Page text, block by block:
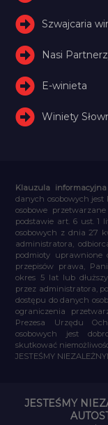
Szwajcaria
Nasi
E-winieta
Winiety
Klauzula
danych osobowych jest
osobowe
podstawie art. 6 ust. 1
osobowych z dnia 27
administratora,
podmioty uprawnione
przepisów prawa,
okres 5 lat lub
przez administratora,
dostępu do danych
ograniczenia
Prezesa Urzędu
osobowych jest
skutkować
JESTEŚMY
JESTEŚMY